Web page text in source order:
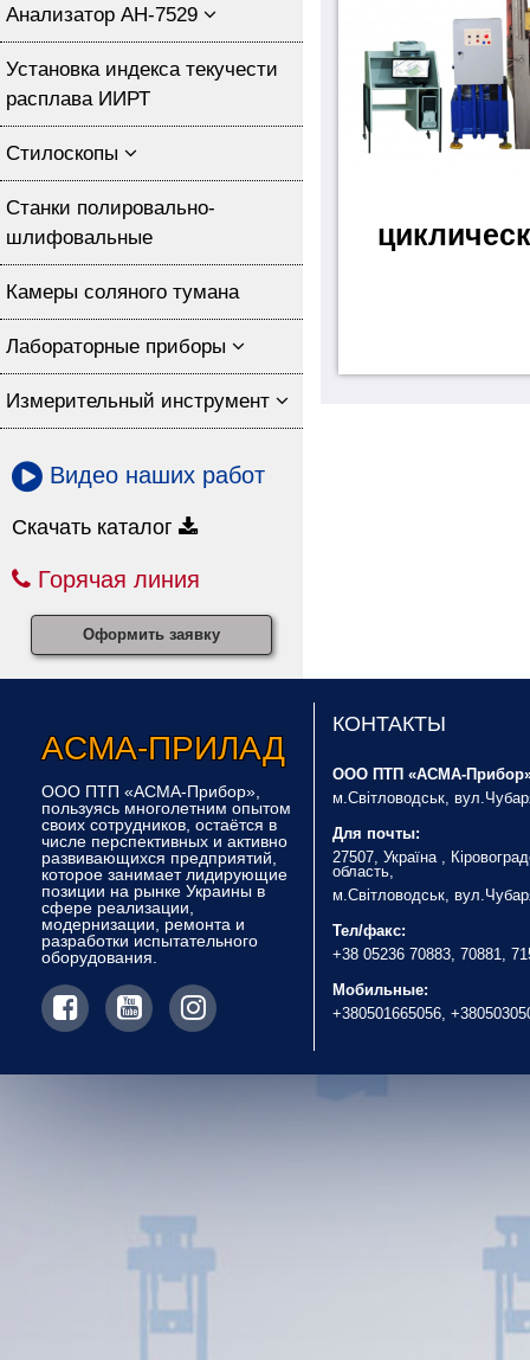
Анализатор АН-7529
Установка индекса текучести
расплава ИИРТ
Стилоскопы
Станки полировально-
шлифовальные
Камеры соляного тумана
Лабораторные приборы
Измерительный инструмент
Видео наших работ
Скачать каталог
Горячая линия
Оформить заявку
Асма-Прилад
ООО ПТП «АСМА-Прибор»,
пользуясь многолетним опытом
своих сотрудников, остаётся в
числе перспективных и активно
развивающихся предприятий,
которое занимает лидирующие
позиции на рынке Украины в
сфере реализации,
модернизации, ремонта и
разработки испытательного
оборудования.
КОНТАКТЫ
ООО ПТП «АСМА-
м.Світловодськ,
Для почты:
27507, Україна ,
область,
м.Світловодськ,
Тел/факс:
+38 05236 70883, 70881,
Мобильные:
+380501665056,